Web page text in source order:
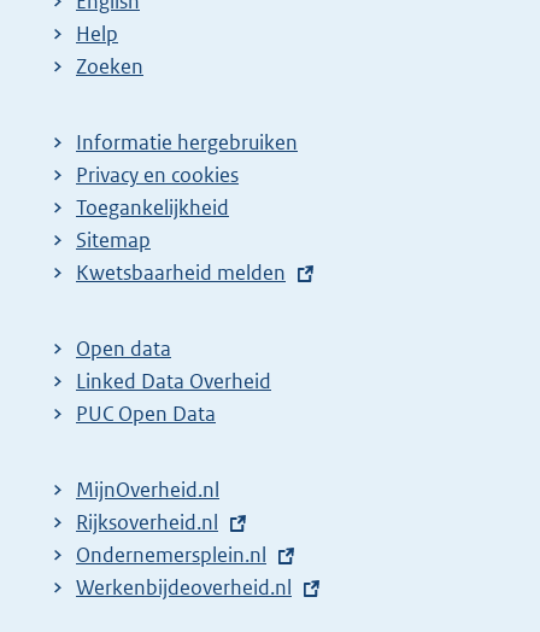
Help
Zoeken
Informatie hergebruiken
Privacy en cookies
Toegankelijkheid
Sitemap
E
t
e
r
l
i
n
k
Kwetsbaarheid melden
Open data
Linked Data Overheid
PUC Open Data
MijnOverheid.nl
E
x
t
Rijksoverheid.nl
E
x
Ondernemersplein.nl
E
Werkenbijdeoverheid.nl